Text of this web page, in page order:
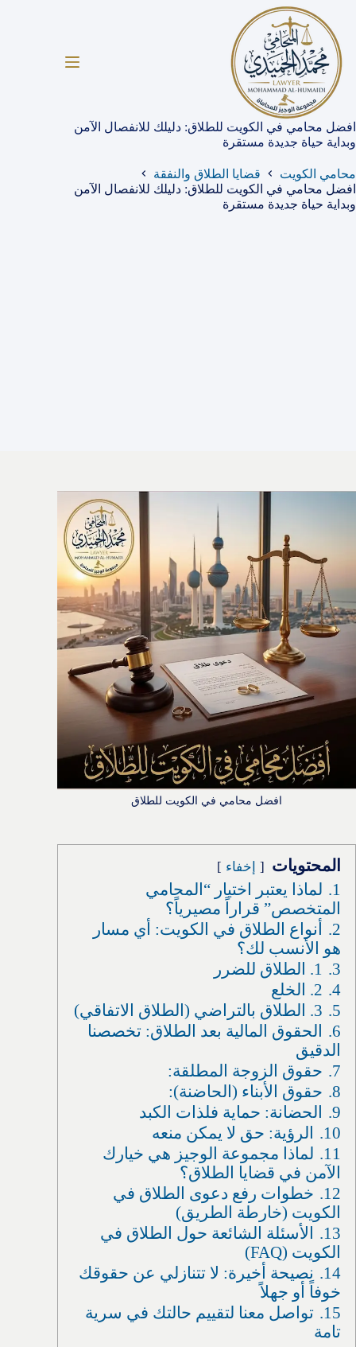
المحتوى
افضل محامي في الكويت للطلاق: دليلك للانفصال الآمن
وبداية حياة جديدة مستقرة
محامي الكويت
قضايا الطلاق والنفقة
افضل محامي في الكويت للطلاق: دليلك للانفصال الآمن
وبداية حياة جديدة مستقرة
افضل محامي في الكويت للطلاق
المحتويات إخفاء
1.
لماذا يعتبر اختيار “المحامي
المتخصص” قراراً مصيرياً؟
2.
أنواع الطلاق في الكويت: أي مسار
هو الأنسب لك؟
3.
1. الطلاق للضرر
4. 2. الخلع
5.
3. الطلاق بالتراضي (الطلاق الاتفاقي)
6.
الحقوق المالية بعد الطلاق: تخصصنا
الدقيق
7.
حقوق الزوجة المطلقة:
8. حقوق الأبناء (الحاضنة):
9.
الحضانة: حماية فلذات الكبد
10.
الرؤية: حق لا يمكن منعه
11.
لماذا مجموعة الوجيز هي خيارك
الآمن في قضايا الطلاق؟
12.
خطوات رفع دعوى الطلاق في
الكويت (خارطة الطريق)
13.
الأسئلة الشائعة حول الطلاق في
الكويت (FAQ)
14.
نصيحة أخيرة: لا تتنازلي عن حقوقك
خوفاً أو جهلاً
15.
تواصل معنا لتقييم حالتك في سرية
تامة